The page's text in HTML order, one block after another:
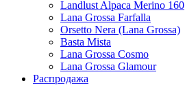
Landlust Alpaca Merino 160
Lana Grossa Farfalla
Orsetto Nera (Lana Grossa)
Basta Mista
Lana Grossa Cosmo
Lana Grossa Glamour
Распродажа